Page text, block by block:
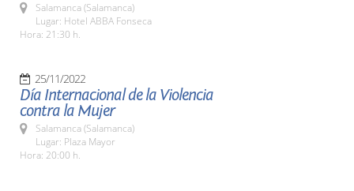
Salamanca (Salamanca)
Lugar: Hotel ABBA Fonseca
Hora: 21:30 h.
25/11/2022
Día Internacional de la Violencia
contra la Mujer
Salamanca (Salamanca)
Lugar: Plaza Mayor
Hora: 20:00 h.